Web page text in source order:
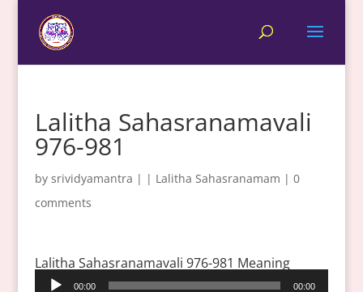
Lalitha Sahasranamavali
976-981
by srividyamantra | | Lalitha Sahasranamam | 0
comments
Lalitha Sahasranamavali 976-981 Meaning
Audio
00:00 00:00